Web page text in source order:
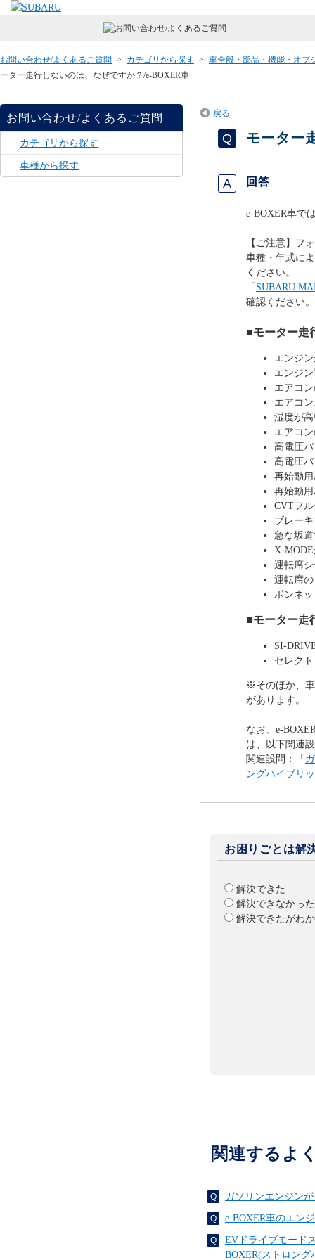
お問い合わせ/よくあるご質問 > カテゴリから探す > 車全般・部品・機能・オプ
ーター走行しないのは、なぜですか？/e-BOXER車
お問い合わせ/よくあるご質問
カテゴリから探す
車種から探す
戻る
モーター
回答
e-BOXER車で
【ご注意】フ
車種・年式に
ください。
「 SUBARU
確認ください。
■モーター走
エンジ
エンジ
エアコ
エアコ
湿度が
エアコ
高電圧
高電圧
再始動
再始動
CVTフ
ブレー
急な坂
X-
運転席
運転席
ボンネ
■モーター走
SI-
セレク
※そのほか、
があります。
なお、e-
は、以下関連
関連設問：「
ングハイブリ
お困りごとは解
解決できた
解決できなかった
解決できたがわ
関連するよ
ガソリンエンジン
e-BOXER車のエン
EVドライブモード
BOXER(ストロング